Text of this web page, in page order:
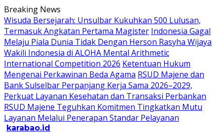
Langsung
ke
konten
Breaking News
Wisuda Bersejarah: Unsulbar Kukuhkan 500 Lulusan,
Termasuk Angkatan Pertama Magister Indonesia Gagal
Melaju Piala Dunia Tidak Dengan Herson Rasyha Wijaya
Wakili Indonesia di ALOHA Mental Arithmetic
International Competition 2026 Ketentuan Hukum
Mengenai Perkawinan Beda Agama RSUD Majene dan
Bank Sulselbar Perpanjang Kerja Sama 2026–2029,
Perkuat Layanan Kesehatan dan Transaksi Perbankan
RSUD Majene Teguhkan Komitmen Tingkatkan Mutu
Layanan Melalui Penerapan Standar Pelayanan
karabao.id